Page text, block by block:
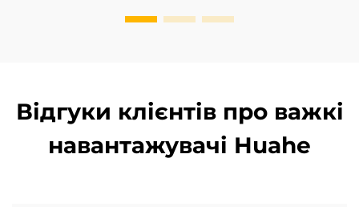
Відгуки клієнтів про важкі
навантажувачі Huahe